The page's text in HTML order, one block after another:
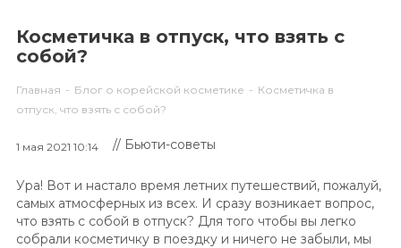
Косметичка в отпуск, что взять с
собой?
Главная - Блог о корейской косметике - Косметичка в
отпуск, что взять с собой?
1 мая 2021 10:14 // Бьюти-советы
Ура! Вот и настало время летних путешествий, пожалуй,
самых атмосферных из всех. И сразу возникает вопрос,
что взять с собой в отпуск? Для того чтобы вы легко
собрали косметичку в поездку и ничего не забыли, мы